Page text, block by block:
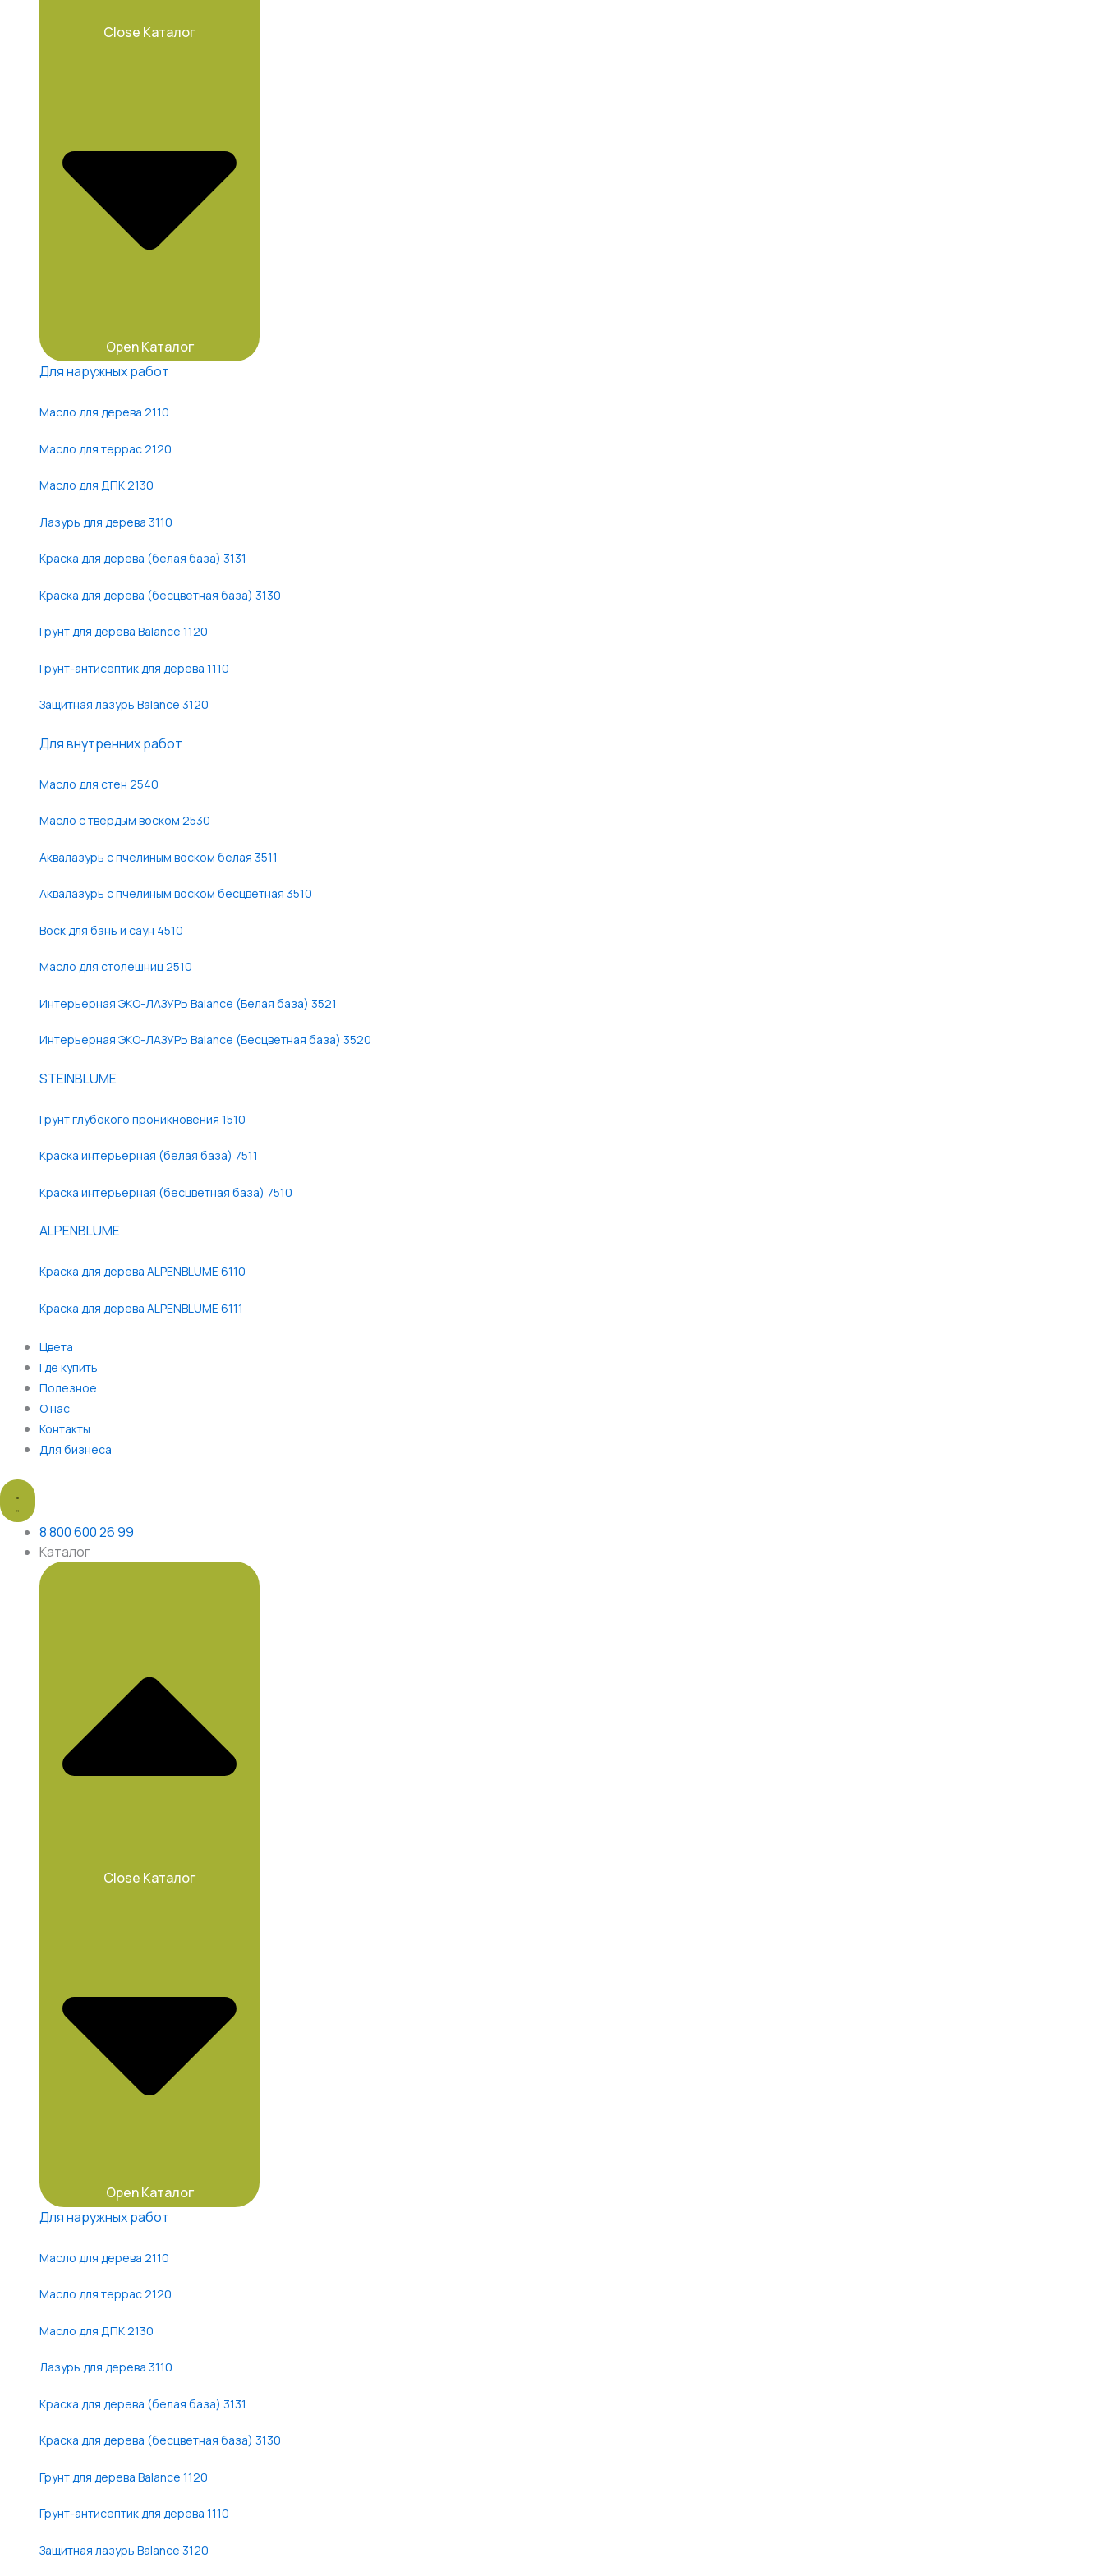
Close Каталог
Open Каталог
Для наружных работ
Масло для дерева 2110
Масло для террас 2120
Масло для ДПК 2130
Лазурь для дерева 3110
Краска для дерева (белая база) 3131
Краска для дерева (бесцветная база) 3130
Грунт для дерева Balance 1120
Грунт-антисептик для дерева 1110
Защитная лазурь Balance 3120
Для внутренних работ
Масло для стен 2540
Масло с твердым воском 2530
Аквалазурь с пчелиным воском белая 3511
Аквалазурь с пчелиным воском бесцветная 3510
Воск для бань и саун 4510
Масло для столешниц 2510
Интерьерная ЭКО-ЛАЗУРЬ Balance (Белая база) 3521
Интерьерная ЭКО-ЛАЗУРЬ Balance (Бесцветная база) 3520
STEINBLUME
Грунт глубокого проникновения 1510
Краска интерьерная (белая база) 7511
Краска интерьерная (бесцветная база) 7510
ALPENBLUME
Краска для дерева ALPENBLUME 6110
Краска для дерева ALPENBLUME 6111
Цвета
Где купить
Полезное
О нас
Контакты
Для бизнеса
8 800 600 26 99
Каталог
Close Каталог
Open Каталог
Для наружных работ
Масло для дерева 2110
Масло для террас 2120
Масло для ДПК 2130
Лазурь для дерева 3110
Краска для дерева (белая база) 3131
Краска для дерева (бесцветная база) 3130
Грунт для дерева Balance 1120
Грунт-антисептик для дерева 1110
Защитная лазурь Balance 3120